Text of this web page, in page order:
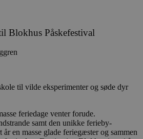
Blokhus Påskefestival
til vilde eksperimenter og søde dyr
feriedage venter forude.
samt den unikke ferieby-
en masse glade feriegæster og sammen